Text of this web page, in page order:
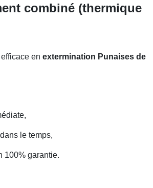
combiné (thermique
en extermination Punaises de
le temps,
100% garantie.